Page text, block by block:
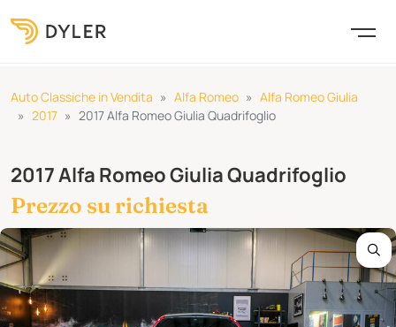
Auto Classiche in Vendita Alfa Romeo
Alfa Romeo Giulia
2017
2017 Alfa Romeo Giulia Quadrifoglio
2017 Alfa Romeo Giulia Quadrifoglio
Prezzo su richiesta